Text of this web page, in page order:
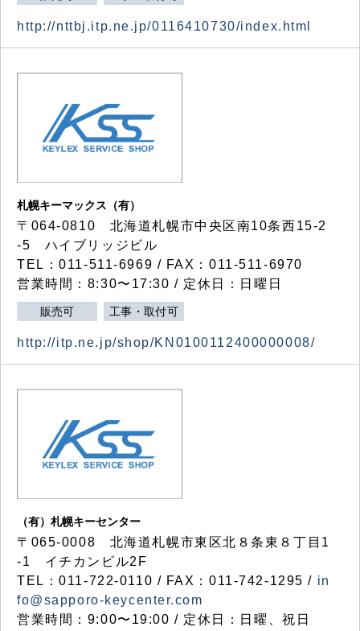
http://nttbj.itp.ne.jp/0116410730/index.html
札幌キーマックス（有）
〒064-0810 北海道札幌市中央区南10条西15-2
-5 ハイブリッジビル
TEL：011-511-6969 / FAX：011-511-6970
営業時間：8:30〜17:30 / 定休日：日曜日
販売可 工事・取付可
http://itp.ne.jp/shop/KN0100112400000008/
（有）札幌キーセンター
〒065-0008 北海道札幌市東区北８条東８丁目1
-1 イチカンビル2F
TEL：011-722-0110 / FAX：011-742-1295 / in
fo@sapporo-keycenter.com
営業時間：9:00〜19:00 / 定休日：日曜、祝日